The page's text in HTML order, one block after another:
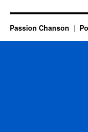
Passion Chanson